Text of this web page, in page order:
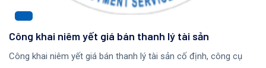
Công khai niêm yết giá bán thanh lý tài sản
Công khai niêm yết giá bán thanh lý tài sản cố định, công cụ